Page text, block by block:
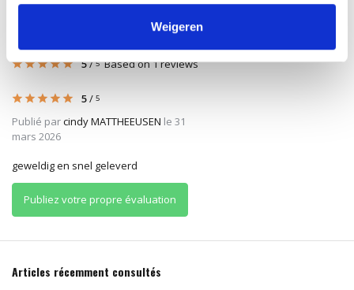
Weigeren
5/5 Based on 1 reviews
5/ 5
Publié parcindy MATTHEEUSEN le 31
mars 2026
geweldig en snel geleverd
Publiez votre propre évaluation
Articles récemment consultés